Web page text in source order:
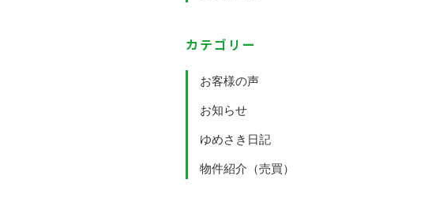
カテゴリー
お客様の声
お知らせ
ゆめさき日記
物件紹介（売買）